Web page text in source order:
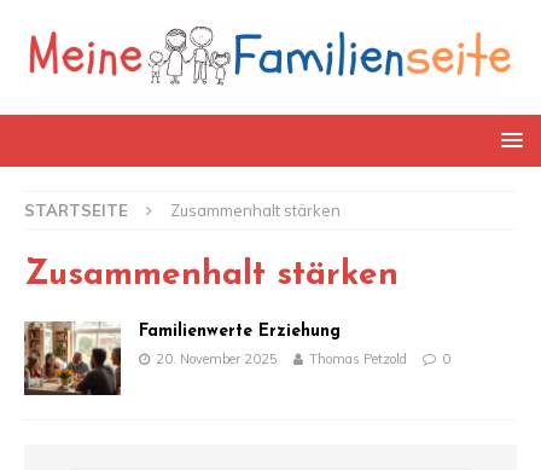
STARTSEITE Zusammenhalt stärken
Zusammenhalt stärken
Familienwerte Erziehung
20. November 2025 Thomas Petzold 0